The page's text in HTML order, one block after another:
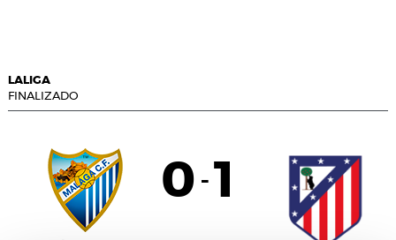
LALIGA
FINALIZADO
0 - 1